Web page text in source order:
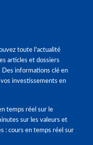
toute l'actualité
articles et dossiers
Des informations clé en
investissements en
temps réel sur le
sur les valeurs et
: cours en temps réel sur